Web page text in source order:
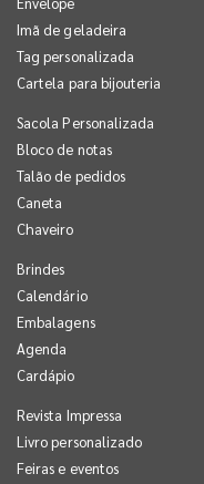
Imã de geladeira
Tag personalizada
Cartela para bijouteria
Sacola Personalizada
Bloco de notas
Talão de pedidos
Caneta
Chaveiro
Brindes
Calendário
Embalagens
Agenda
Cardápio
Revista Impressa
Livro personalizado
Feiras e eventos